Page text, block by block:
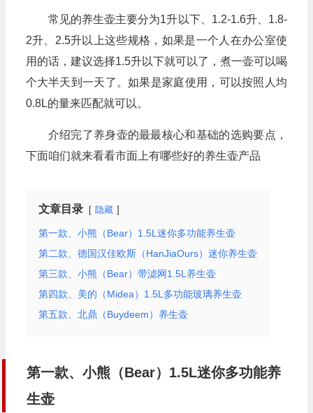
常见的养生壶主要分为1升以下、1.2-1.6升、1.8-
2升、2.5升以上这些规格，如果是一个人在办公室使
用的话，建议选择1.5升以下就可以了，煮一壶可以喝
个大半天到一天了。如果是家庭使用，可以按照人均
0.8L的量来匹配就可以。
介绍完了养身壶的最最核心和基础的选购要点，
下面咱们就来看看市面上有哪些好的养生壶产品
文章目录 隐藏
第一款、小熊（Bear）1.5L迷你多功能养生壶
第二款、德国汉佳欧斯（HanJiaOurs）迷你养生壶
第三款、小熊（Bear）带滤网1.5L养生壶
第四款、美的（Midea）1.5L多功能玻璃养生壶
第五款、北鼎（Buydeem）养生壶
第一款、小熊（Bear）1.5L迷你多功能养
生壶